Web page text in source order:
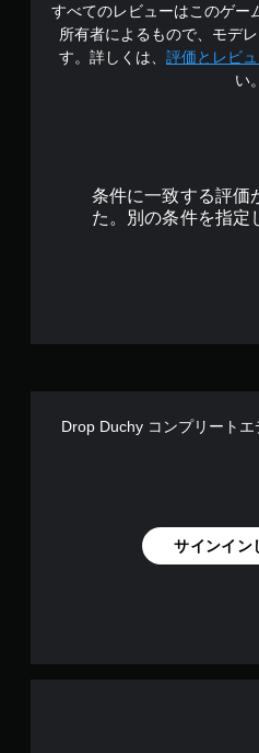
すべてのレビューはこのゲー
所有者によるもので、モデ
す。詳しくは、 評価とレビ
い。
条件に一致する評価
た。別の条件を指定
Drop Duchy コンプリートエ
サインイン